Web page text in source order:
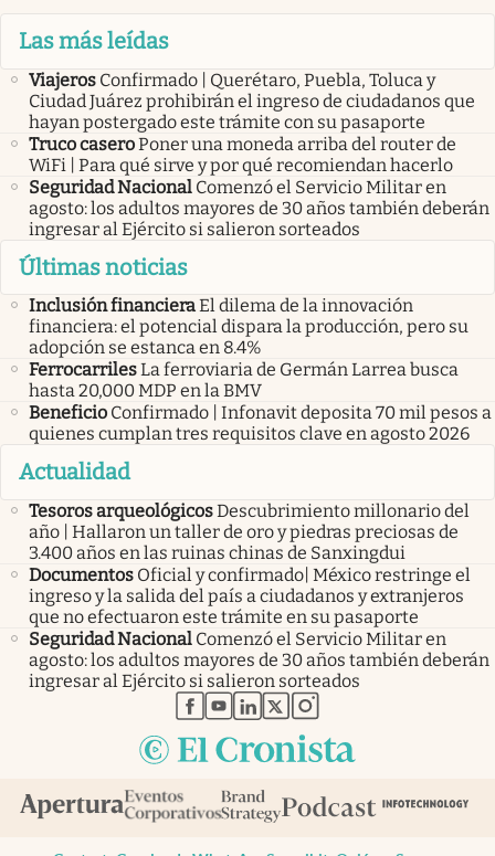
Las más leídas
Viajeros Confirmado | Querétaro, Puebla, Toluca y
Ciudad Juárez prohibirán el ingreso de ciudadanos que
hayan postergado este trámite con su pasaporte
Truco caseroPoner una moneda arriba del router de
WiFi | Para qué sirve y por qué recomiendan hacerlo
Seguridad Nacional Comenzó el Servicio Militar en
agosto: los adultos mayores de 30 años también deberán
ingresar al Ejército si salieron sorteados
Últimas noticias
Inclusión financieraEl dilema de la innovación
financiera: el potencial dispara la producción, pero su
adopción se estanca en 8.4%
FerrocarrilesLa ferroviaria de Germán Larrea busca
hasta 20,000 MDP en la BMV
Beneficio Confirmado | Infonavit deposita 70 mil pesos a
quienes cumplan tres requisitos clave en agosto 2026
Actualidad
Tesoros arqueológicosDescubrimiento millonario del
año | Hallaron un taller de oro y piedras preciosas de
3.400 años en las ruinas chinas de Sanxingdui
Documentos Oficial y confirmado| México restringe el
ingreso y la salida del país a ciudadanos y extranjeros
que no efectuaron este trámite en su pasaporte
Seguridad Nacional Comenzó el Servicio Militar en
agosto: los adultos mayores de 30 años también deberán
ingresar al Ejército si salieron sorteados
abre en nueva pestaña
abre en nueva pestaña
abre en nueva pestaña
abre en nueva pestaña
abre en nueva pestaña